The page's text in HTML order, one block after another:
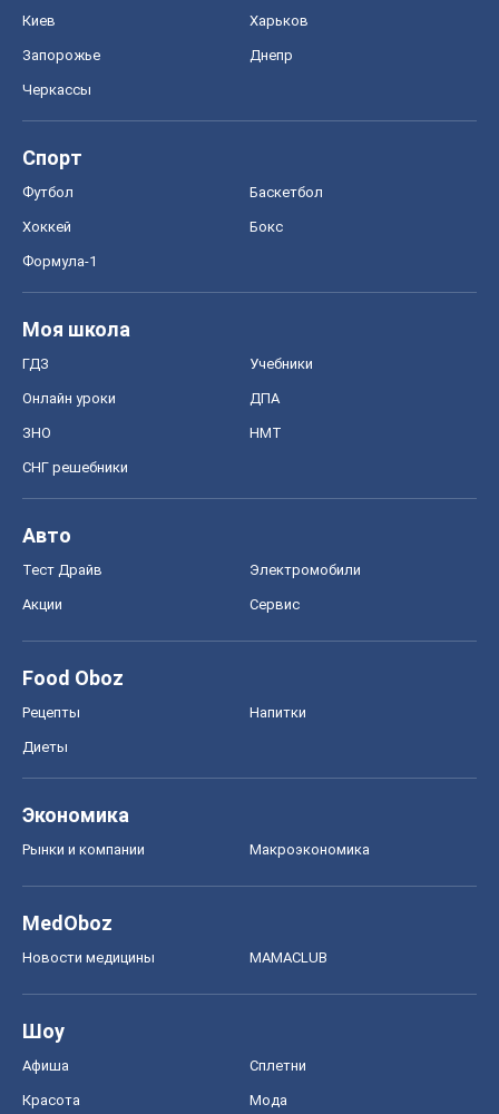
Киев Харьков
Запорожье Днепр
Черкассы
Спорт
Футбол Баскетбол
Хоккей Бокс
Формула-1
Моя школа
ГДЗ Учебники
Онлайн уроки ДПА
ЗНО НМТ
СНГ решебники
Авто
Тест Драйв Электромобили
Акции Сервис
Food Oboz
Рецепты Напитки
Диеты
Экономика
Рынки и компании Mакроэкономика
MedOboz
Новости медицины MAMACLUB
Шоу
Афиша Сплетни
Красота Мода